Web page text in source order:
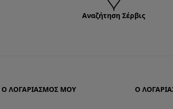
Αναζήτηση Σέρβις
Ο ΛΟΓΑΡΙΑΣΜΌΣ ΜΟΥ Ο